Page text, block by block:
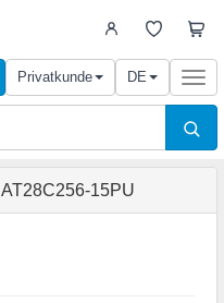
Privatkunde DE
AT28C256-15PU